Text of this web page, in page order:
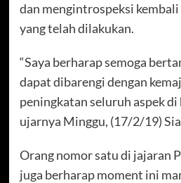
dan mengintrospeksi
yang telah dilakukan.
“Saya berharap semoga
dapat dibarengi dengan
peningkatan seluruh aspek
ujarnya Minggu, (17/2/19)
Orang nomor satu di jajaran
juga berharap moment ini